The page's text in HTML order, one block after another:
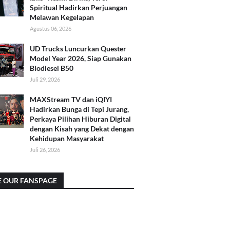
Spiritual Hadirkan Perjuangan
Melawan Kegelapan
Agustus 06, 2026
UD Trucks Luncurkan Quester
Model Year 2026, Siap Gunakan
Biodiesel B50
Juli 29, 2026
MAXStream TV dan iQIYI
Hadirkan Bunga di Tepi Jurang,
Perkaya Pilihan Hiburan Digital
dengan Kisah yang Dekat dengan
Kehidupan Masyarakat
Juli 26, 2026
OUR FANSPAGE